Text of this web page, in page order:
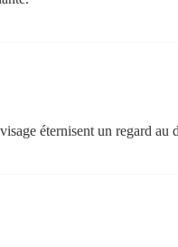
éternisent un regard au